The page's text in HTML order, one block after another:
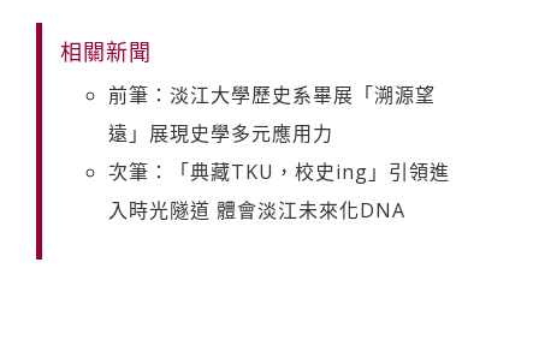
相關新聞
前筆：淡江大學歷史系畢展「溯源望
遠」展現史學多元應用力
次筆：「典藏TKU，校史ing」引領進
入時光隧道 體會淡江未來化DNA